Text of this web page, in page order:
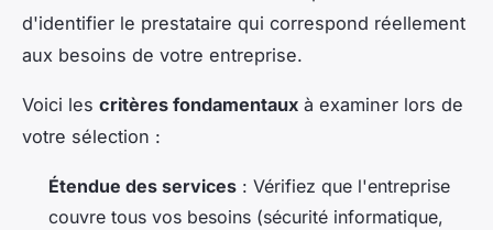
d'identifier le prestataire qui correspond réellement
aux besoins de votre entreprise.
Voici les critères fondamentaux à examiner lors de
votre sélection :
Étendue des services : Vérifiez que l'entreprise
couvre tous vos besoins (sécurité informatique,